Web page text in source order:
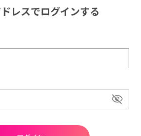
レスでログインする